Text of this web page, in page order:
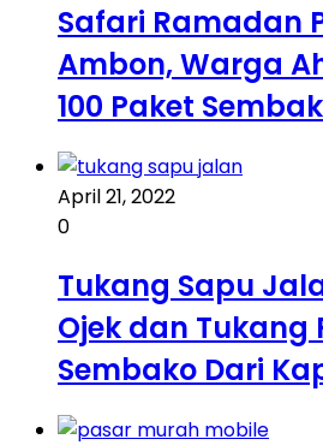
Safari Ramadan
Ambon, Warga
100 Paket
April 21, 2022
0
Tukang Sapu
Ojek dan Tukang
Sembako Dari